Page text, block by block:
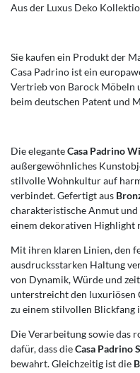
Aus der Luxus Deko
Sie kaufen ein Produkt der
Casa Padrino ist ein
Vertrieb von Barock Möbeln
beim deutschen Patent und
Die eleganteCasa Padrino
außergewöhnliches
stilvolle Wohnkultur auf
verbindet. Gefertigt aus
charakteristische Anmut und
einem dekorativen Highlight
Mit ihren klaren Linien, den
ausdrucksstarken Haltung
von Dynamik, Würde und
unterstreicht den luxuriösen
zu einem stilvollen Blickfang
Die Verarbeitung sowie das
dafür, dass dieCasa Padrino
bewahrt. Gleichzeitig ist die